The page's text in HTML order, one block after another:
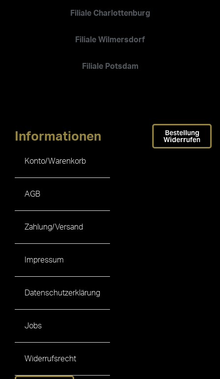
Filiale Charlottenburg
Filiale Wilmersdorf
Filiale Potsdam
Informationen
Konto/Warenkorb
AGB
Zahlung/Versand
Impressum
Datenschutzerklärung
Jobs
Widerrufsrecht
Bestellung
Widerrufen